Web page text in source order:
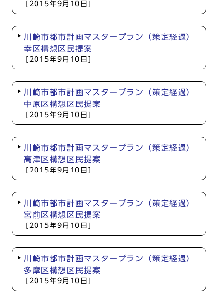
[2015年9月10日]
川崎市都市計画マスタープラン（策定経過）
幸区構想区民提案
[2015年9月10日]
川崎市都市計画マスタープラン（策定経過）
中原区構想区民提案
[2015年9月10日]
川崎市都市計画マスタープラン（策定経過）
高津区構想区民提案
[2015年9月10日]
川崎市都市計画マスタープラン（策定経過）
宮前区構想区民提案
[2015年9月10日]
川崎市都市計画マスタープラン（策定経過）
多摩区構想区民提案
[2015年9月10日]